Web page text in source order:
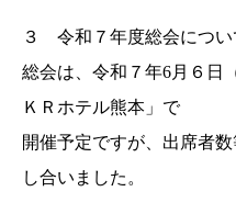
３ 令和７年度総会につい
総会は、令和７年6月６日
ＫＲホテル熊本」で
開催予定ですが、出席者
し合いました。